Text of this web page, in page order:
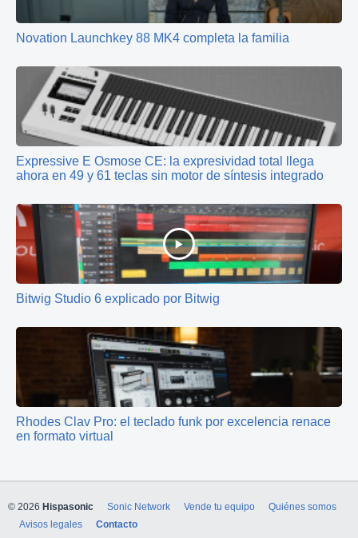
Novation Launchkey 88 MK4 completa la familia
Expressive E Osmose CE: la expresividad total llega
ahora en 49 y 61 teclas sin motor de síntesis integrado
Bitwig Studio 6 explicado por Bitwig
Rhodes Clav Pro: el teclado funk por excelencia renace
en formato virtual
© 2026 Hispasonic Sonic Network Vende tu equipo
Quiénes somos
Avisos legales
Contacto